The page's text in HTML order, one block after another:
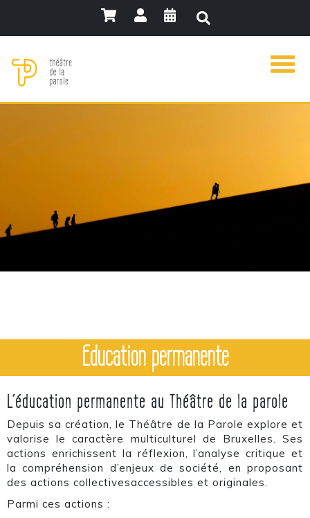
Education permanente
L’éducation permanente au Théâtre de la parole
Depuis sa création, le Théâtre de la Parole explore et
valorise le caractère multiculturel de Bruxelles. Ses
actions enrichissent la réflexion, l’analyse critique et
la compréhension d’enjeux de société, en proposant
des actions collectivesaccessibles et originales.
Parmi ces actions :